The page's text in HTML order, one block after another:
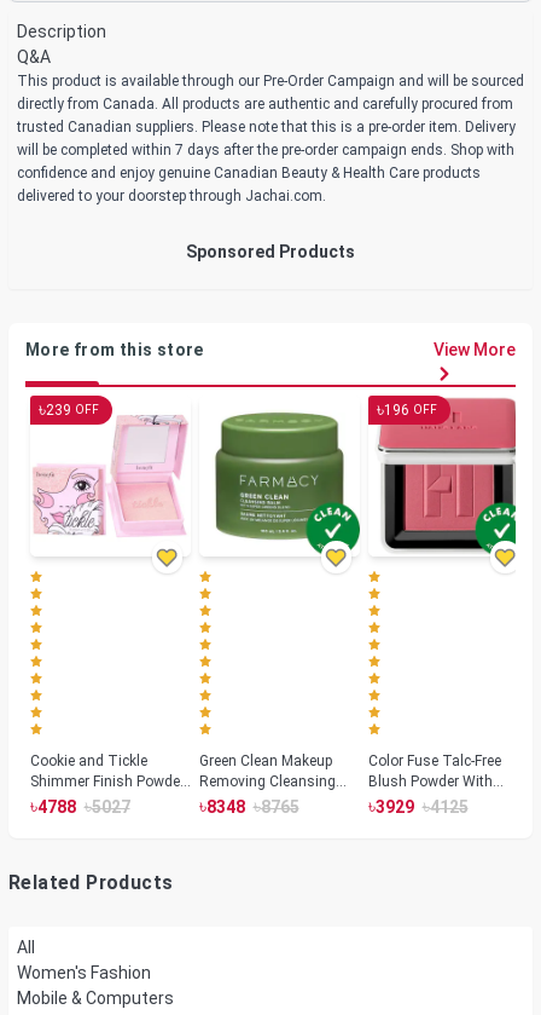
Description
Q&A
This product is available through our Pre-Order Campaign and will be sourced
directly from Canada. All products are authentic and carefully procured from
trusted Canadian suppliers. Please note that this is a pre-order item. Delivery
will be completed within 7 days after the pre-order campaign ends. Shop with
confidence and enjoy genuine Canadian Beauty & Health Care products
delivered to your doorstep through Jachai.com.
Sponsored Products
More from this store View More
৳239 OFF
Cookie and Tickle
Shimmer Finish Powder
Highlighters
৳4788 ৳5027
Green Clean Makeup
Removing Cleansing
Balm
৳8348 ৳8765
৳196 OFF
Color Fuse Talc-Free
Blush Powder With
Fermented Arnica
৳3929 ৳4125
Related Products
All
Women's Fashion
Mobile & Computers